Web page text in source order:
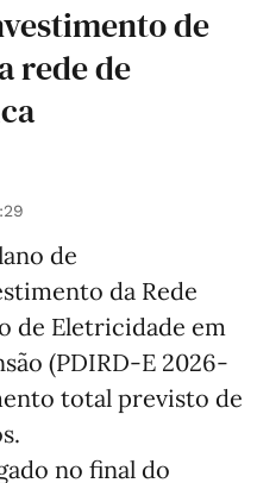
de
rede de
de
da Rede
de Eletricidade em
(PDIRD-E 2026-
total previsto de
no final do